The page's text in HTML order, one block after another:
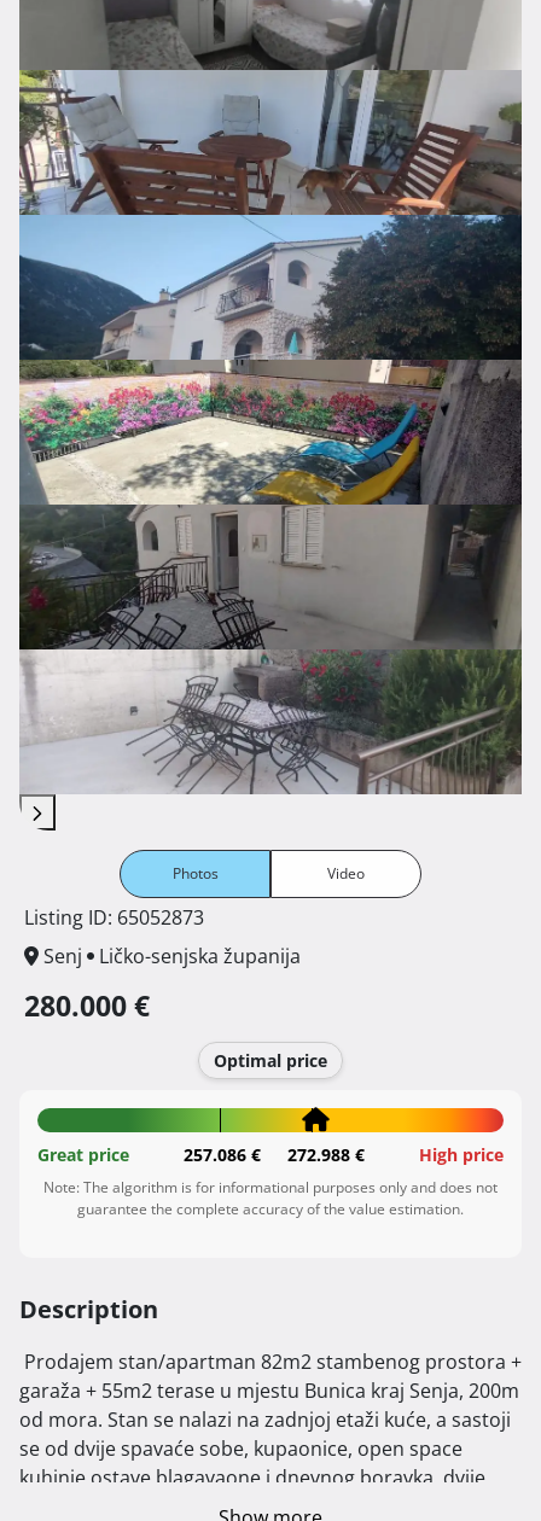
Photos Video
Listing ID: 65052873
Senj
Ličko-senjska županija
280.000 €
Optimal price
Great price 257.086 € 272.988 € High price
Note: The algorithm is for informational purposes only and does not
guarantee the complete accuracy of the value estimation.
Description
garaža + 55m2 terase u mjestu Bunica kraj Senja, 200m
od mora. Stan se nalazi na zadnjoj etaži kuće, a sastoji
se od dvije spavaće sobe, kupaonice, open space
kuhinje ostave blagavaone i dnevnog boravka, dvije
terase, balkona i garaže u prizemlju. Sva vanjska